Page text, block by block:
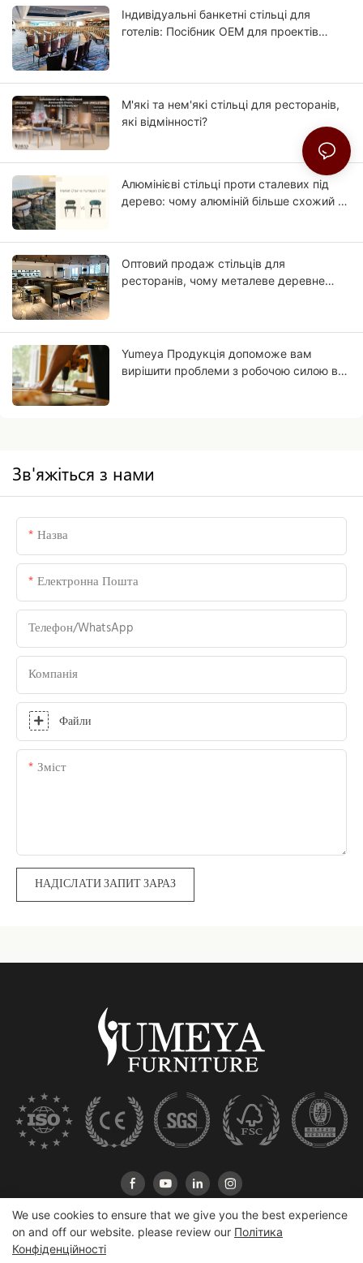
Індивідуальні банкетні стільці для
готелів: Посібник OEM для проектів
М'які та нем'які стільці для ресторанів,
які відмінності?
Алюмінієві стільці проти сталевих під
дерево: чому алюміній більше схожий на
Оптовий продаж стільців для
ресторанів, чому металеве деревне
Yumeya Продукція допоможе вам
вирішити проблеми з робочою силою в
Зв'яжіться з нами
Назва
Електронна Пошта
Телефон/WhatsApp
Компанія
Файли
Зміст
НАДІСЛАТИ ЗАПИТ ЗАРАЗ
We use cookies to ensure that we give you the best experience
on and off our website. please review our Політика
Конфіденційності